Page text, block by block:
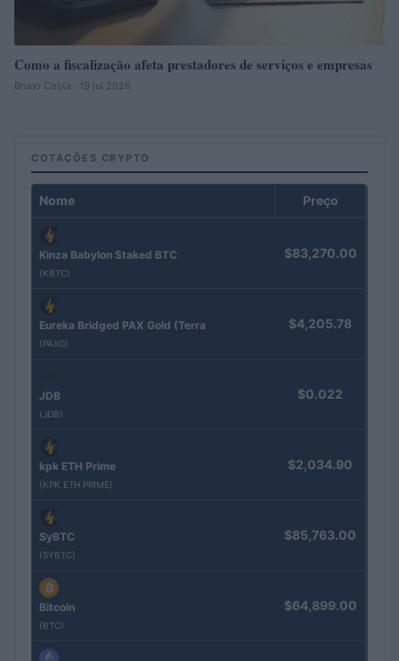
Como a fiscalização afeta prestadores de serviços e empresas
Bruno Costa · 19 jul 2026
COTAÇÕES CRYPTO
Nome Preço
Kinza Babylon Staked BTC
(KBTC)
$83,270.00
Eureka Bridged PAX Gold (Terra
(PAXG)
$4,205.78
JDB
(JDB)
$0.022
kpk ETH Prime
(KPK ETH PRIME)
$2,034.90
SyBTC
(SYBTC)
$85,763.00
Bitcoin
(BTC)
$64,899.00